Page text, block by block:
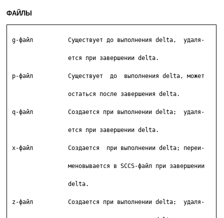
ФАЙЛЫ
g-файл          Существует до выполнения delta,  удаля-
p-файл          Существует  до  выполнения delta, может
q-файл          Создается при выполнении delta;  удаля-
x-файл          Создается  при выполнении delta; переи-
z-файл          Создается при выполнении delta;  удаля-